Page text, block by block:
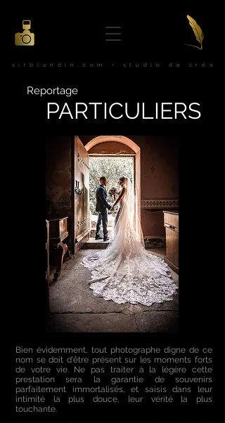
sirblondin.com • studio de créa
Reportage
PARTICULIERS
Bien évidemment, tout photographe digne de ce
nom se doit d'être présent sur les moments forts
de votre vie. Ne pas traiter à la légère cette
prestation sera la garantie de souvenirs
parfaitement immortalisés, et saisis dans leur
intimité la plus douce, leur vérité la plus
touchante.